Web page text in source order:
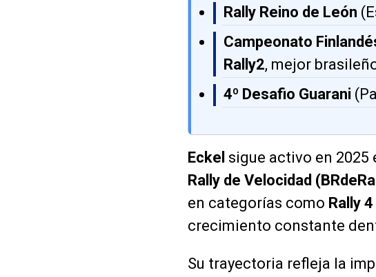
Rally Reino de León
Campeonato
Rally2, mejor
4º Desafio Guarani
Eckel sigue activo en 2025
Rally de Velocidad
en categorías como Rally 4
crecimiento constante
Su trayectoria refleja la